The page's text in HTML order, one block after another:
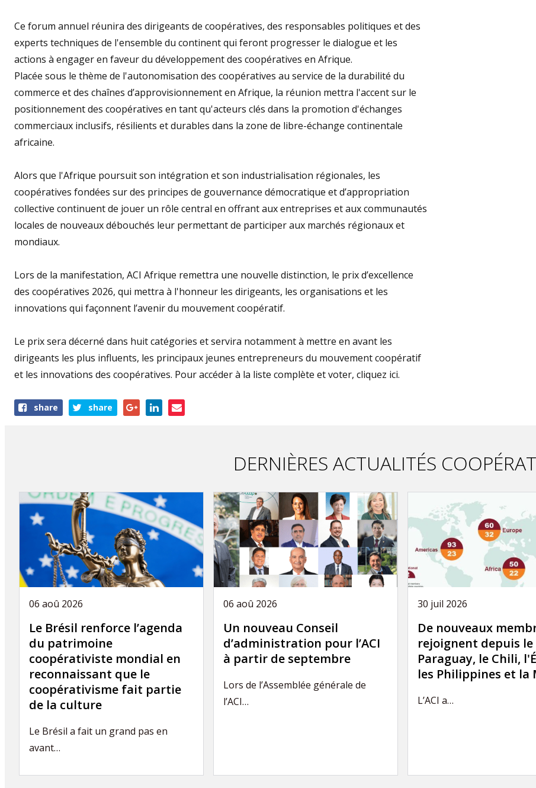
Ce forum annuel réunira des dirigeants de coopératives, des responsables politiques et des
experts techniques de l'ensemble du continent qui feront progresser le dialogue et les
actions à engager en faveur du développement des coopératives en Afrique.
Placée sous le thème de l'autonomisation des coopératives au service de la durabilité du
commerce et des chaînes d’approvisionnement en Afrique, la réunion mettra l'accent sur le
positionnement des coopératives en tant qu'acteurs clés dans la promotion d'échanges
commerciaux inclusifs, résilients et durables dans la zone de libre-échange continentale
africaine.
Alors que l'Afrique poursuit son intégration et son industrialisation régionales, les
coopératives fondées sur des principes de gouvernance démocratique et d’appropriation
collective continuent de jouer un rôle central en offrant aux entreprises et aux communautés
locales de nouveaux débouchés leur permettant de participer aux marchés régionaux et
mondiaux.
Lors de la manifestation, ACI Afrique remettra une nouvelle distinction, le prix d’excellence
des coopératives 2026, qui mettra à l'honneur les dirigeants, les organisations et les
innovations qui façonnent l’avenir du mouvement coopératif.
Le prix sera décerné dans huit catégories et servira notamment à mettre en avant les
dirigeants les plus influents, les principaux jeunes entrepreneurs du mouvement coopératif
et les innovations des coopératives. Pour accéder à la liste complète et voter, cliquez ici.
Shareshare share
DERNIÈRES ACTUALITÉS
06 aoû 2026
Le Brésil renforce l’agenda
du patrimoine
coopérativiste mondial en
reconnaissant que le
coopérativisme fait partie
de la culture
Le Brésil a fait un grand pas en
avant…
06 aoû 2026
Un nouveau Conseil
d’administration pour l’ACI
à partir de septembre
Lors de l’Assemblée générale de
l’ACI…
30 juil 2026
De nouveaux
rejoignent depuis le
Paraguay, le Chili,
les Philippines et la
L’ACI a…